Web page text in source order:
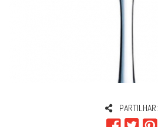
PARTILHAR: